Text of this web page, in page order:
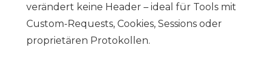
verändert keine Header – ideal für Tools mit
Custom-Requests, Cookies, Sessions oder
proprietären Protokollen.